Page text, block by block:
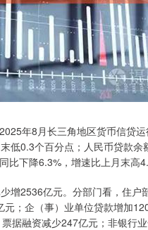
年8月长三角地区货币信贷运
低0.3个百分点；人民币贷款
下降6.3%，增速比上月末高
2536亿元。分部门看，住户
；企（事）业单位贷款增加
据融资减少247亿元；非银行
沪深300